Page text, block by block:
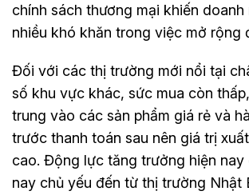
chính sách thương mại khiến doanh
nhiều khó khăn trong việc mở rộng
Đối với các thị trường mới nổi tại
số khu vực khác, sức mua còn
trung vào các sản phẩm giá rẻ và
trước thanh toán sau nên giá trị
cao. Động lực tăng trưởng hiện nay
nay chủ yếu đến từ thị trường Nhật